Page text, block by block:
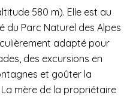
580 m). Elle est au
du Parc Naturel des Alpes
adapté pour
des excursions en
et goûter la
mère de la propriétaire